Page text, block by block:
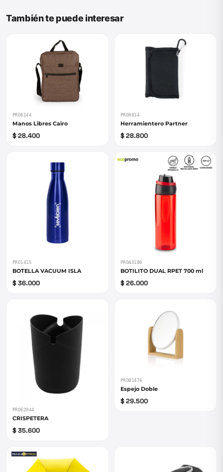
También te puede interesar
PRO8144
Manos Libres Cairo
$ 28.400
PRO8814
Herramientero Partner
$ 28.800
PRO1415
BOTELLA VACUUM ISLA
$ 36.000
PROA3180
BOTILITO DUAL RPET 700 ml
$ 26.000
PROE2044
CRISPETERA
$ 35.600
PROB1476
Espejo Doble
$ 29.500